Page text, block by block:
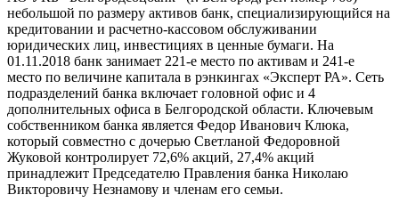
небольшой по размеру активов банк, специализирующийся на
кредитовании и расчетно-кассовом обслуживании
юридических лиц, инвестициях в ценные бумаги. На
01.11.2018 банк занимает 221-е место по активам и 241-е
место по величине капитала в рэнкингах «Эксперт РА». Сеть
подразделений банка включает головной офис и 4
дополнительных офиса в Белгородской области. Ключевым
собственником банка является Федор Иванович Клюка,
который совместно с дочерью Светланой Федоровной
Жуковой контролирует 72,6% акций, 27,4% акций
принадлежит Председателю Правления банка Николаю
Викторовичу Незнамову и членам его семьи.